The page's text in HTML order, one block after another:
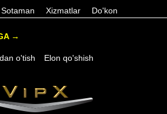
Sotaman Xizmatlar Do'kon
→
o'tish Elon qo'shish